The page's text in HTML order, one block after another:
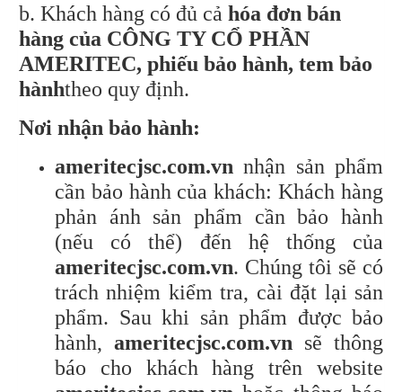
b. Khách hàng có đủ cả hóa đơn bán
hàng của CÔNG TY CỔ PHẦN
AMERITEC, phiếu bảo hành, tem bảo
hànhtheo quy định.
Nơi nhận bảo hành:
ameritecjsc.com.vnnhận sản phẩm
cần bảo hành của khách: Khách hàng
phản ánh sản phẩm cần bảo hành
(nếu có thể) đến hệ thống của
ameritecjsc.com.vn. Chúng tôi sẽ có
trách nhiệm kiểm tra, cài đặt lại sản
phẩm. Sau khi sản phẩm được bảo
hành, ameritecjsc.com.vn sẽ thông
báo cho khách hàng trên website